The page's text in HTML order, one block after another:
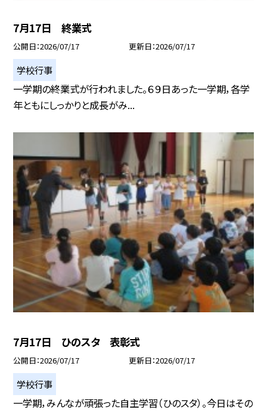
7月17日 終業式
公開日 2026/07/17 更新日 2026/07/17
学校行事
一学期の終業式が行われました。６９日あった一学期，各学
年ともにしっかりと成長がみ...
7月17日 ひのスタ 表彰式
公開日 2026/07/17 更新日 2026/07/17
学校行事
一学期，みんなが頑張った自主学習（ひのスタ）。今日はその